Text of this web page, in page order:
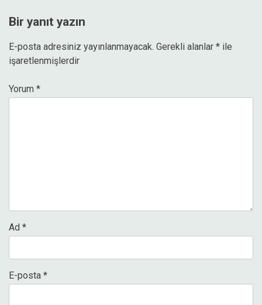
Bir yanıt yazın
E-posta adresiniz yayınlanmayacak. Gerekli alanlar * ile
işaretlenmişlerdir
Yorum *
Ad *
E-posta *